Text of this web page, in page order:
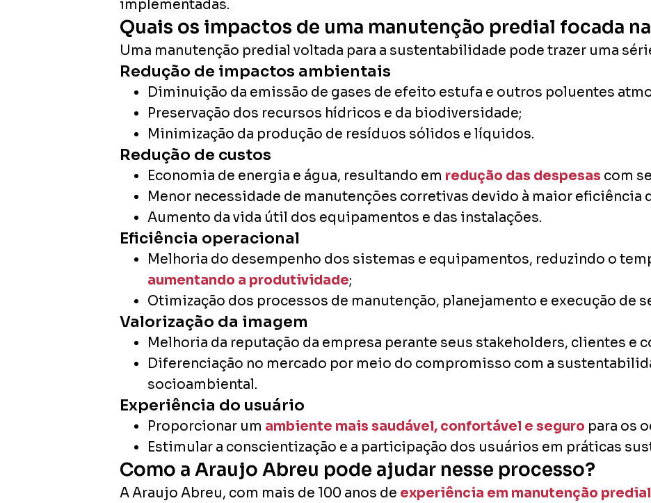
implementadas.
Quais os impactos de uma manutenção predial focada
Uma manutenção predial voltada para a sustentabilidade pode trazer uma
Redução de impactos ambientais
Diminuição da emissão de gases de efeito estufa e outros poluentes
Preservação dos recursos hídricos e da biodiversidade;
Minimização da produção de resíduos sólidos e líquidos.
Redução de custos
Economia de energia e água, resultando em redução das despesas com
Menor necessidade de manutenções corretivas devido à maior eficiência
Aumento da vida útil dos equipamentos e das instalações.
Eficiência operacional
Melhoria do desempenho dos sistemas e equipamentos, reduzindo o
aumentando a produtividade;
Otimização dos processos de manutenção, planejamento e execução de
Valorização da imagem
Melhoria da reputação da empresa perante seus stakeholders, clientes e
Diferenciação no mercado por meio do compromisso com a
socioambiental.
Experiência do usuário
Proporcionar um ambiente mais saudável, confortável e seguro para os
Estimular a conscientização e a participação dos usuários em práticas
Como a Araujo Abreu pode ajudar nesse processo?
A Araujo Abreu, com mais de 100 anos de experiência em manutenção